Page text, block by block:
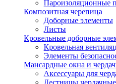
Пароизоляционные
Композитная черепица
Доборные элементы
Листы
Кровельные доборные
Кровельная
Элементы
Мансардные окна и
Аксессуары для
Лестницы чердачные